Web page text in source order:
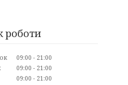
роботи
09:00
21:00
09:00
21:00
09:00
21:00